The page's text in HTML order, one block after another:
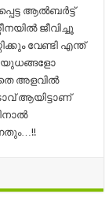
ആല്‍ബര്‍ട്ട്
ജീവിച്ചൂ
വേണ്ടി എന്ത്
അളവില്‍
ആയിട്ടാണ്